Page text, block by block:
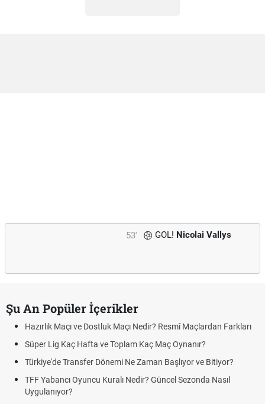
53' GOL! Nicolai Vallys
Şu An Popüler İçerikler
Hazırlık Maçı ve Dostluk Maçı Nedir? Resmî Maçlardan Farkları
Süper Lig Kaç Hafta ve Toplam Kaç Maç Oynanır?
Türkiye'de Transfer Dönemi Ne Zaman Başlıyor ve Bitiyor?
TFF Yabancı Oyuncu Kuralı Nedir? Güncel Sezonda Nasıl
Uygulanıyor?